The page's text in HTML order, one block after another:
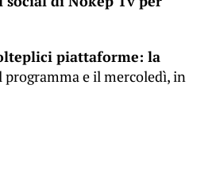
piattaforme: la
e il mercoledì, in